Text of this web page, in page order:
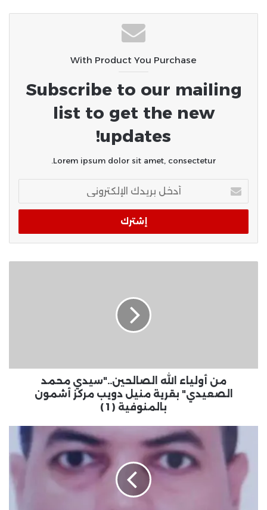
سوهاج الجامعي ينجح في إجراء أول
عمليات «POEM» لعلاج الأكاليزيا..
المناظير في الصعيد
With Product You Purchase
Subscribe to our mailing
list to get the new
updates!
Lorem ipsum dolor sit amet, consectetur.
بريدك
الإلكتروني
من أولياء الله الصالحين.."سيدي محمد
الصعيدي" بقرية منيل دويب مركز أشمون
بالمنوفية ( 1 )